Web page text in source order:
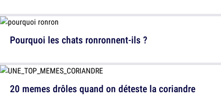
Pourquoi les chats ronronnent-ils ?
20 memes drôles quand on déteste la coriandre